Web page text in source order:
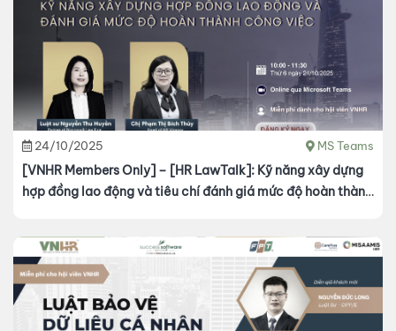
24/10/2025 MS Teams
[VNHR Members Only] – [HR LawTalk]: Kỹ năng xây dựng
hợp đồng lao động và tiêu chí đánh giá mức độ hoàn thành